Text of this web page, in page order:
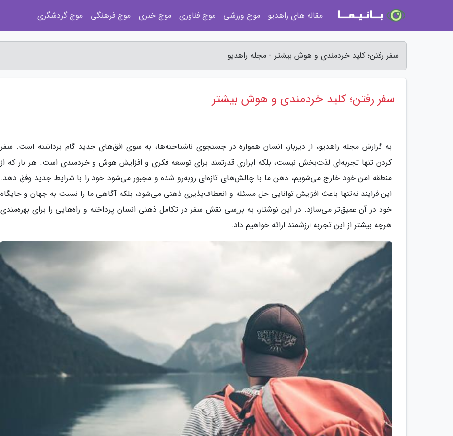
سفر رفتن؛ کلید خردمندی و هوش بیشتر - مجله راهدیو
سفر رفتن؛ کلید خردمندی و هوش بیشتر
به گزارش مجله راهدیو، از دیرباز، انسان همواره در جستجوی ناشناخته‌ها، به سوی افق‌های جدید گام برداشته است. سفر
کردن تنها تجربه‌ای لذت‌بخش نیست، بلکه ابزاری قدرتمند برای توسعه فکری و افزایش هوش و خردمندی است. هر بار که از
منطقه امن خود خارج می‌شویم، ذهن ما با چالش‌های تازه‌ای روبه‌رو شده و مجبور می‌شود خود را با شرایط جدید وفق دهد.
این فرایند نه‌تنها باعث افزایش توانایی حل مسئله و انعطاف‌پذیری ذهنی می‌شود، بلکه آگاهی ما را نسبت به جهان و جایگاه
خود در آن عمیق‌تر می‌سازد. در این نوشتار، به بررسی نقش سفر در تکامل ذهنی انسان پرداخته و راه‌هایی را برای بهره‌مندی
هرچه بیشتر از این تجربه ارزشمند ارائه خواهیم داد.
مقاله های راهدیو موج ورزشی موج فناوری موج خبری موج فرهنگی موج گردشگری